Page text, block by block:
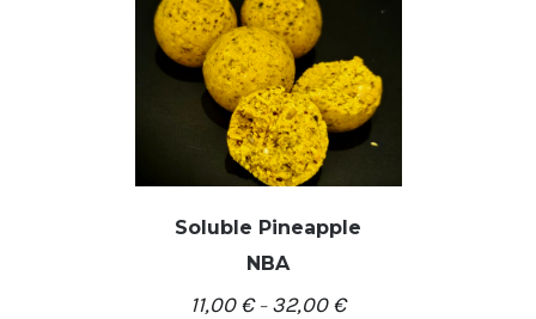
DETALĖS
Soluble Pineapple
NBA
11,00€– 32,00€